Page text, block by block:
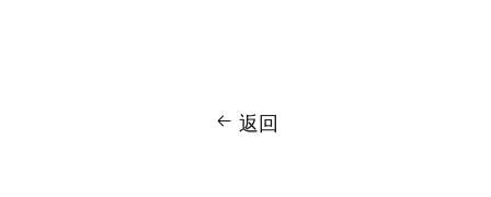
返回